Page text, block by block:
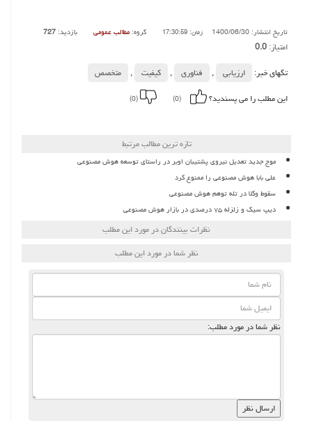
تاریخ انتشار: 1400/06/30 زمان: 17:30:59 گروه: مطالب عمومی بازدید: 727
امتیاز:0.0
تگهای خبر:
ارزیابی , فناوری , كیفیت ,
متخصص
این مطلب را می پسندید؟
(0)
(0)
تازه ترین مطالب مرتبط
موج جدید تعدیل نیروی پشتیبان اوبر در راستای توسعه هوش مصنوعی
علی بابا هوش مصنوعی را ممنوع کرد
سقوط وکلا در تله توهم هوش مصنوعی
دیپ سیک و زلزله ۷۵ درصدی در بازار هوش مصنوعی
نظرات بینندگان در مورد این مطلب
نظر شما در مورد این مطلب
نظر شما در مورد مطلب: